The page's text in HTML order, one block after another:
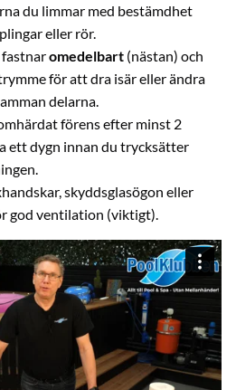
du limmar med bestämdhet
eller rör.
fastnaromedelbart (nästan) och
för att dra isär eller ändra
delarna.
förens efter minst 2
ett dygn innan du trycksätter
skyddsglasögon eller
god ventilation (viktigt).